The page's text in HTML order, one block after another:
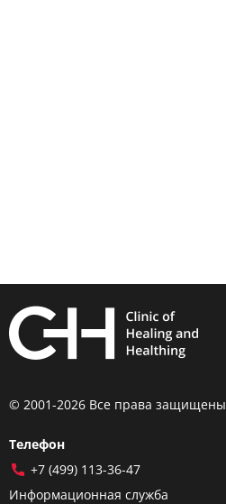
© 2001-2026 Все права защищены
Телефон
+7 (499) 113-36-47
Информационная служба